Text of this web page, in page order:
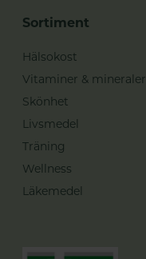
Sortiment
Hälsokost
Vitaminer & mineraler
Skönhet
Livsmedel
Träning
Wellness
Läkemedel